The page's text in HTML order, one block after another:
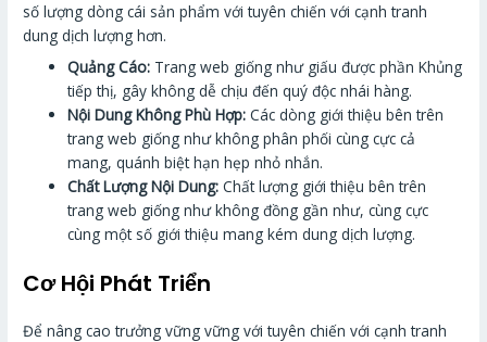
số lượng dòng cái sản phẩm với tuyên chiến với cạnh tranh
dung dịch lượng hơn.
Quảng Cáo: Trang web giống như giấu được phần Khủng
tiếp thị, gây không dễ chịu đến quý độc nhái hàng.
Nội Dung Không Phù Hợp: Các dòng giới thiệu bên trên
trang web giống như không phân phối cùng cực cả
mang, quánh biệt hạn hẹp nhỏ nhắn.
Chất Lượng Nội Dung: Chất lượng giới thiệu bên trên
trang web giống như không đồng gần như, cùng cực
cùng một số giới thiệu mang kém dung dịch lượng.
Cơ Hội Phát Triển
Để nâng cao trưởng vững vững với tuyên chiến với cạnh tranh